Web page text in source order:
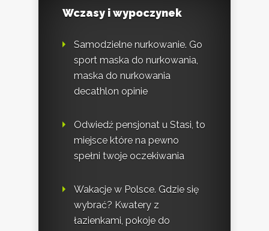
Wczasy i wypoczynek
Samodzielne nurkowanie. Go
sport maska do nurkowania,
maska do nurkowania
decathlon opinie
Odwiedź pensjonat u Stasi, to
miejsce które na pewno
spełni twoje oczekiwania
Wakacje w Polsce. Gdzie się
wybrać? Kwatery z
łazienkami, pokoje do